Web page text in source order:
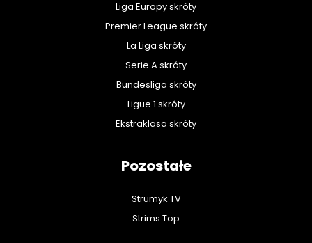
Liga Europy skróty
Premier League skróty
La Liga skróty
Serie A skróty
Bundesliga skróty
Ligue 1 skróty
Ekstraklasa skróty
Pozostałe
Strumyk TV
Strims Top